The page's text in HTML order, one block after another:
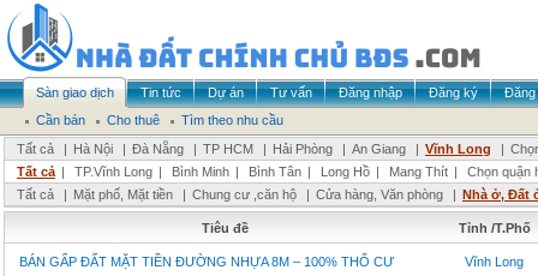
Sàn giao dịch Tin tức Dự án Tư vấn Đăng nhập Đăng ký
Đăng
Cần bán
Cho thuê
Tìm theo nhu cầu
Tất cả
| Hà Nội | Đà Nẵng | TP HCM | Hải Phòng | An Giang | Vĩnh Long |
Tất cả | TP.Vĩnh Long | Bình Minh | Bình Tân | Long Hồ | Mang Thít |
Chọn quận
Tất cả
| Mặt phố, Mặt tiền | Chung cư ,căn hộ | Cửa hàng, Văn phòng | Nhà ở, Đất
Tiêu đề Tỉnh /T.Phố
BÁN GẤP ĐẤT MẶT TIỀN ĐƯỜNG NHỰA 8M – 100% THỔ CƯ Vĩnh Long